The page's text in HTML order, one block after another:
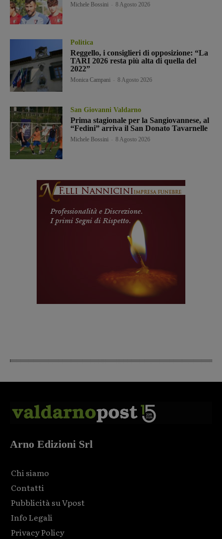
Michele Bossini 8 Agosto 2026
Politica
Reggello, i consiglieri di opposizione: “La
TARI 2026 resta più alta di quella del
2022”
Monica Campani 8 Agosto 2026
San Giovanni Valdarno
Prima stagionale per la Sangiovannese, al
“Fedini” arriva il San Donato Tavarnelle
Michele Bossini 8 Agosto 2026
Arno Edizioni Srl
Chi siamo
Contatti
Pubblicità su Vpost
Info Legali
Privacy Policy